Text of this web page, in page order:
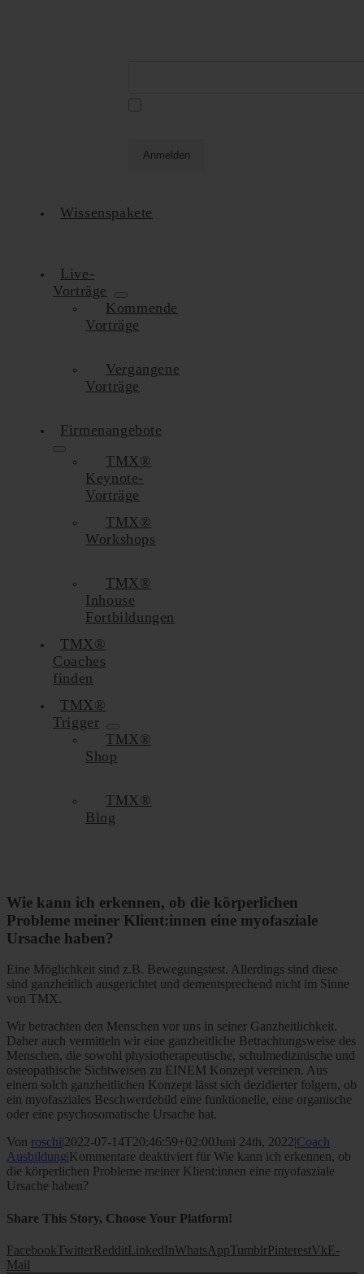
Anmelden
Wissenspakete
Live-
Vorträge
Kommende
Vorträge
Vergangene
Vorträge
Firmenangebote
TMX®
Keynote-
Vorträge
TMX®
Workshops
TMX®
Inhouse
Fortbildungen
TMX®
Coaches
finden
TMX®
Trigger
TMX®
Shop
TMX®
Blog
Wie kann ich erkennen, ob die körperlichen
Probleme meiner Klient:innen eine myofasziale
Ursache haben?
Eine Möglichkeit sind z.B. Bewegungstest. Allerdings sind diese
sind ganzheitlich ausgerichtet und dementsprechend nicht im Sinne
von TMX.
Wir betrachten den Menschen vor uns in seiner Ganzheitlichkeit.
Daher auch vermitteln wir eine ganzheitliche Betrachtungsweise des
Menschen, die sowohl physiotherapeutische, schulmedizinische und
osteopathische Sichtweisen zu EINEM Konzept vereinen. Aus
einem solch ganzheitlichen Konzept lässt sich dezidierter folgern, ob
ein myofasziales Beschwerdebild eine funktionelle, eine organische
oder eine psychosomatische Ursache hat.
Von roschi|2022-07-14T20:46:59+02:00Juni 24th, 2022|Coach
Ausbildung|Kommentare deaktiviert für Wie kann ich erkennen, ob
die körperlichen Probleme meiner Klient:innen eine myofasziale
Ursache haben?
Share This Story, Choose Your Platform!
FacebookTwitterRedditLinkedInWhatsAppTumblrPinterestVkE-
Mail